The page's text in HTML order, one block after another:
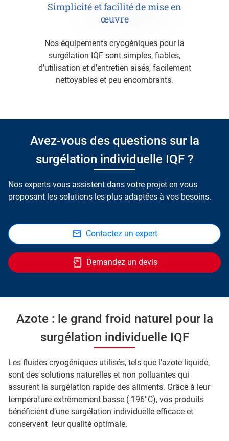
Simplicité et facilité de mise en
œuvre
Nos équipements cryogéniques pour la
surgélation IQF sont simples, fiables,
d’utilisation et d’entretien aisés, facilement
nettoyables et peu encombrants.
Avez-vous des questions sur la
surgélation individuelle IQF ?
Nos experts vous assistent dans votre projet en vous
proposant les solutions les plus adaptées à vos besoins.
Contactez un expert
Demandez un devis
Azote : le grand froid naturel pour la
surgélation individuelle IQF
Les fluides cryogéniques utilisés, tels que l'azote liquide,
sont des solutions naturelles et non polluantes qui
assurent la surgélation rapide des aliments. Grâce à leur
température extrêmement basse (-196°C), vos produits
bénéficient d’une surgélation individuelle efficace et
conservent leur qualité optimale.